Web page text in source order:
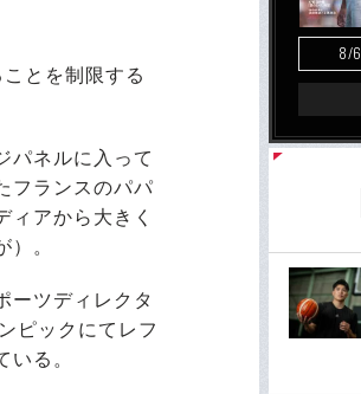
とを制限する
パネルに入って
フランスのパパ
アから大きく
。
ーツディレクタ
ピックにてレフ
る。
8/6